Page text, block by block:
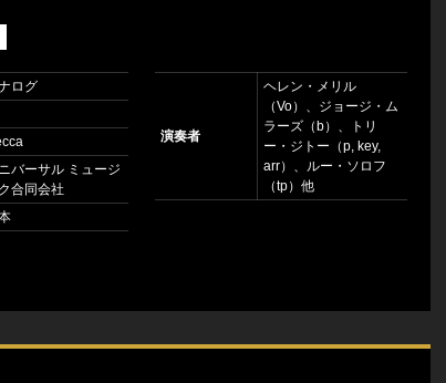
ログ
バーサル ミュージ
合同会社
演奏者
ヘレン・メリル
（Vo）、ジョージ・ム
ラーズ（b）、トリ
ー・ジトー（p, key,
arr）、ルー・ソロフ
（tp）他